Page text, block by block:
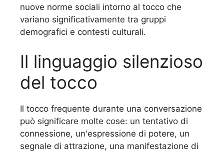
nuove norme sociali intorno al tocco che
variano significativamente tra gruppi
demografici e contesti culturali.
Il linguaggio silenzioso
del tocco
Il tocco frequente durante una conversazione
può significare molte cose: un tentativo di
connessione, un'espressione di potere, un
segnale di attrazione, una manifestazione di